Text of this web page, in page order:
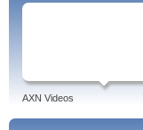
AXN Videos